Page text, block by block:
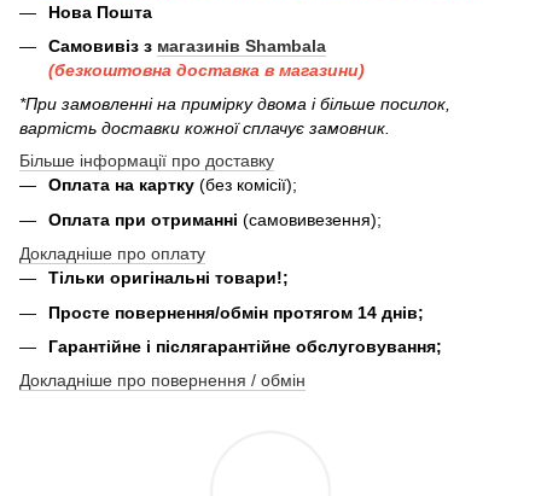
Нова Пошта
Самовивіз з магазинів Shambala
(безкоштовна доставка в магазини)
*При замовленні на примірку двома і більше посилок,
вартість доставки кожної сплачує замовник.
Більше інформації про доставку
Оплата на картку (без комісії);
Оплата при отриманні (самовивезення);
Докладніше про оплату
Тільки оригінальні товари!;
Просте повернення/обмін протягом 14 днів;
Гарантійне і післягарантійне обслуговування;
Докладніше про повернення / обмін